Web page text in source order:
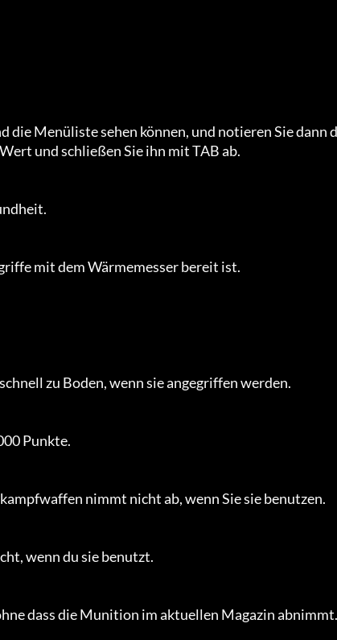
die Menüliste sehen können, und notieren Sie dann
und schließen Sie ihn mit TAB ab.
mit dem Wärmemesser bereit ist.
zu Boden, wenn sie angegriffen werden.
Punkte.
nimmt nicht ab, wenn Sie sie benutzen.
wenn du sie benutzt.
dass die Munition im aktuellen Magazin abnimmt.